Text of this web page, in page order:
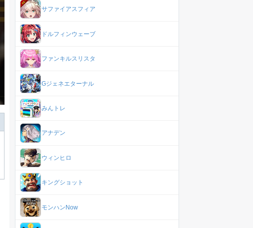
サファイアスフィア
ドルフィンウェーブ
ファンキルスリスタ
Gジェネエターナル
みんトレ
アナデン
ウィンヒロ
キングショット
モンハンNow